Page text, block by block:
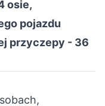
osie,
pojazdu
przyczepy - 36